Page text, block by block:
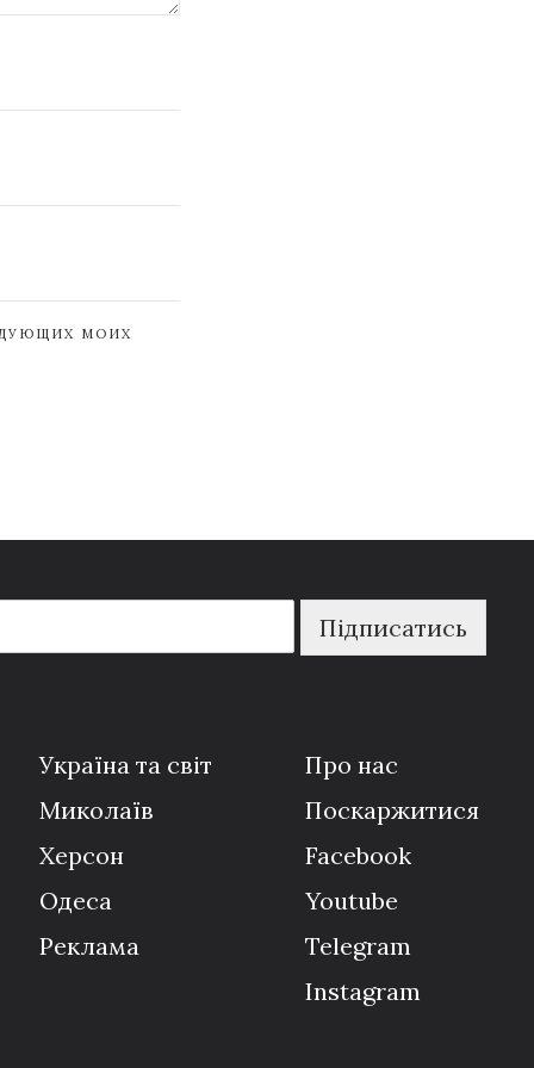
МОИХ
Підписатись
Україна та світ
Миколаїв
Херсон
Одеса
Реклама
Про нас
Поскаржитися
Facebook
Youtube
Telegram
Instagram